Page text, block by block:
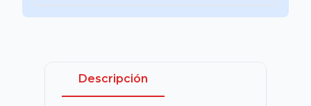
Descripción